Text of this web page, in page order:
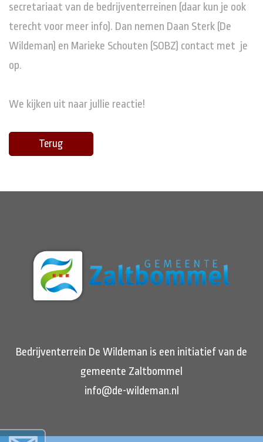
secretariaat van de bedrijventerreinen (daar kun je ook
terecht voor meer info). Dan nemen Daan Sterk (De
Wildeman) en Marieke Schouten (SOBZ) contact met je
op.
We kijken uit naar jullie reactie!
Terug
Bedrijventerrein De Wildeman is een initiatief van de
gemeente Zaltbommel
info@de-wildeman.nl